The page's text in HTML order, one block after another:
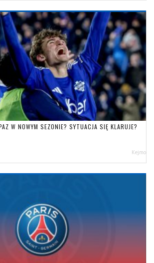
W NOWYM SEZONIE? SYTUACJA SIĘ KLARUJE?
Kejmo